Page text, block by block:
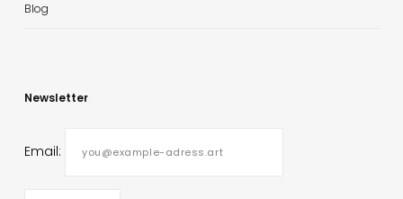
Blog
Newsletter
Email: